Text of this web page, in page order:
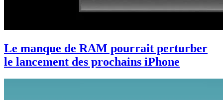
Le manque de RAM pourrait perturber
le lancement des prochains iPhone